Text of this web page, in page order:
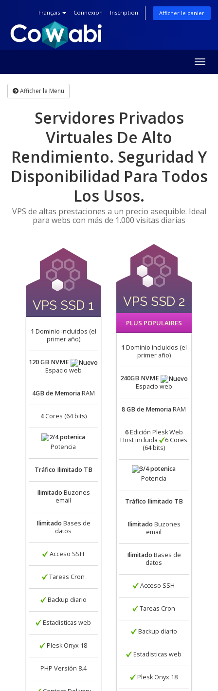
Français Connexion Inscription Afficher le panier
Afficher le Menu
Servidores Privados
Virtuales De Alto
Rendimiento. Seguridad Y
Disponibilidad Para Todos
Los Usos.
VPS de altas prestaciones a un precio asequible. Ideal
para webs con más de 1.000 visitas diarias
VPS SSD 1
1 Dominio incluidos (el
primer año)
120 GB NVME
Espacio web
4GB de MemoriaRAM
4Cores (64 bits)
Potencia
Tráfico Ilimitado TB
Ilimitado Buzones
email
Ilimitado Bases de
datos
Acceso SSH
Tareas Cron
Backup diario
Estadisticas web
Plesk Onyx 18
PHP Versión 8.4
VPS SSD 2
PLUS POPULAIRES
1 Dominio incluidos (el
primer año)
240GB NVME
Espacio web
8 GB de MemoriaRAM
6Edición Plesk Web
Host incluida
6 Cores
(64 bits)
Potencia
Tráfico Ilimitado TB
Ilimitado Buzones
email
Ilimitado Bases de
datos
Acceso SSH
Tareas Cron
Backup diario
Estadisticas web
Plesk Onyx 18